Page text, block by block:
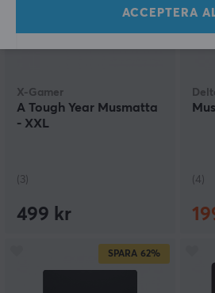
X-Gamer
A Tough Year Musmatta
- XXL
(3)
499 kr
(4)
SPARA 62%
ACCEPTERA